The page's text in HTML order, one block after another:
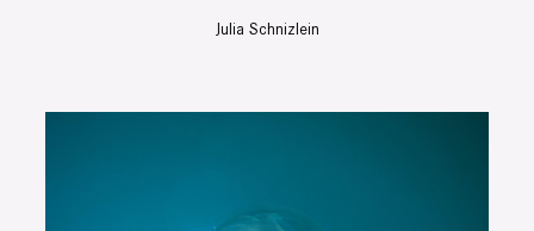
Julia Schnizlein